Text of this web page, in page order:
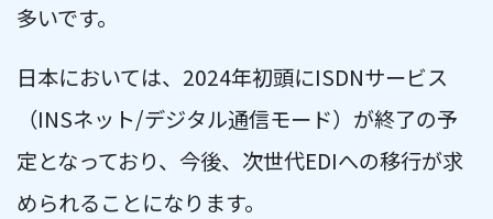
多いです。
日本においては、2024年初頭にISDNサービス
（INSネット/デジタル通信モード）が終了の予
定となっており、今後、次世代EDIへの移行が求
められることになります。